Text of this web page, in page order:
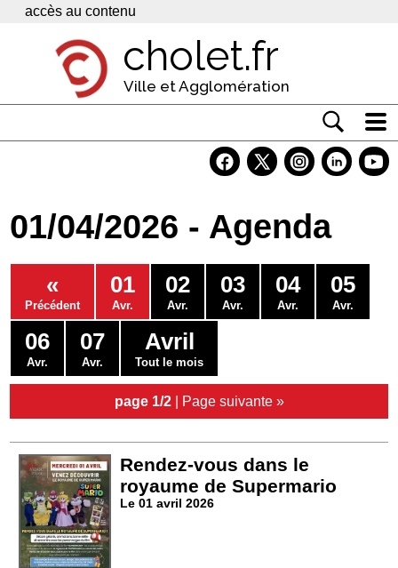
Panneau de gestion des cookies
accès au contenu
cholet.fr
Ville et Agglomération
Economie
Services
Contacts
01/04/2026 - Agenda
«
Précédent
01
Avr.
02
Avr.
03
Avr.
04
Avr.
05
Avr.
06
Avr.
07
Avr.
Avril
Tout le mois
page 1/2| Page suivante »
Rendez-vous dans le
royaume de Supermario
Le 01 avril 2026